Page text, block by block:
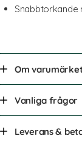
Snabbtorkande
Om
Vanliga frågor
Leverans &